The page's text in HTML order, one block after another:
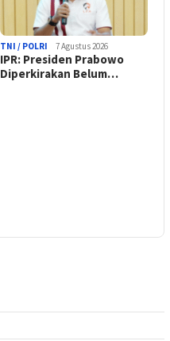
TNI / POLRI 7 Agustus 2026
IPR: Presiden Prabowo
Diperkirakan Belum…